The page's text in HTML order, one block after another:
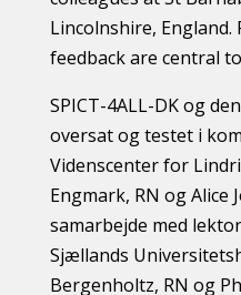
Lincolnshire,
feedback are central
SPICT-4ALL-DK og
oversat og testet i
Videnscenter for
Engmark, RN og Alice
samarbejde med
Sjællands
Bergenholtz, RN og